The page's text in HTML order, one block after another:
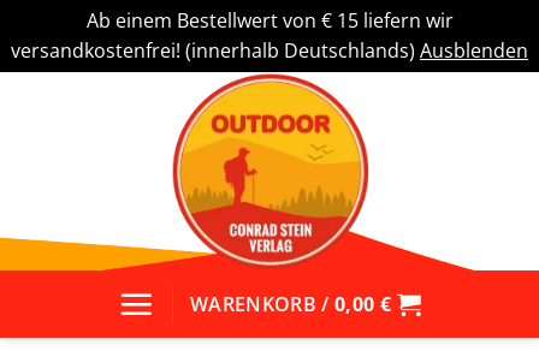
Ab einem Bestellwert von € 15 liefern wir
versandkostenfrei! (innerhalb Deutschlands) Ausblenden
WARENKORB / 0,00 €